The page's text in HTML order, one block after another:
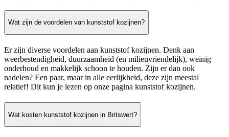
Wat zijn de voordelen van kunststof kozijnen?
Er zijn diverse voordelen aan kunststof kozijnen. Denk aan
weerbestendigheid, duurzaamheid (en milieuvriendelijk), weinig
onderhoud en makkelijk schoon te houden. Zijn er dan ook
nadelen? Een paar, maar in alle eerlijkheid, deze zijn meestal
relatief! Dit kun je lezen op onze pagina kunststof kozijnen.
Wat kosten kunststof kozijnen in Britswert?